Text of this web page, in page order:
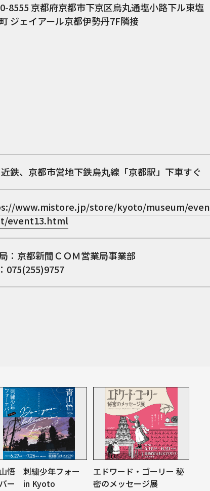
8555 京都府京都市下京区烏丸通塩小路下ル東塩
ジェイアール京都伊勢丹7F隣接
鉄、京都市営地下鉄烏丸線「京都駅」下車すぐ
www.mistore.jp/store/kyoto/museum/even
event13.html
：京都新聞ＣＯＭ営業局事業部
075(255)9757
悟 刺繍少年フォー
ー in Kyoto
エドワード・ゴーリー 秘
密のメッセージ展